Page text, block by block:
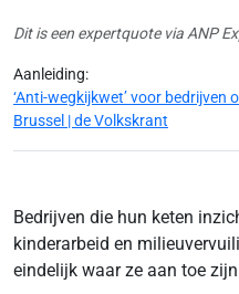
Dit is een expertquote via ANP
Aanleiding:
‘Anti-wegkijkwet’ voor bedrijven
Brussel | de Volkskrant
Bedrijven die hun keten
kinderarbeid en
eindelijk waar ze aan toe